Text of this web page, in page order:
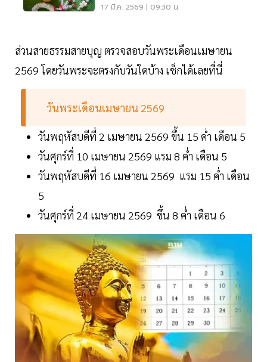
17 มี.ค. 2569 | 09:30 น.
ส่วนสายธรรมสายบุญ ตรวจสอบวันพระเดือนเมษายน
2569 โดยวันพระจะตรงกับวันใดบ้าง เช็กได้เลยที่นี่
วันพระเดือนเมษายน 2569
วันพฤหัสบดีที่ 2 เมษายน 2569 ขึ้น 15 ค่ำ เดือน 5
วันศุกร์ที่ 10 เมษายน 2569 แรม 8 ค่ำ เดือน 5
วันพฤหัสบดีที่ 16 เมษายน 2569 แรม 15 ค่ำ เดือน
5
วันศุกร์ที่ 24 เมษายน 2569 ขึ้น 8 ค่ำ เดือน 6